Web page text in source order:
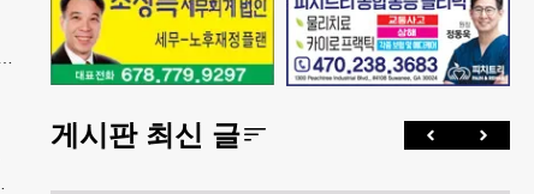
게시판 최신 글